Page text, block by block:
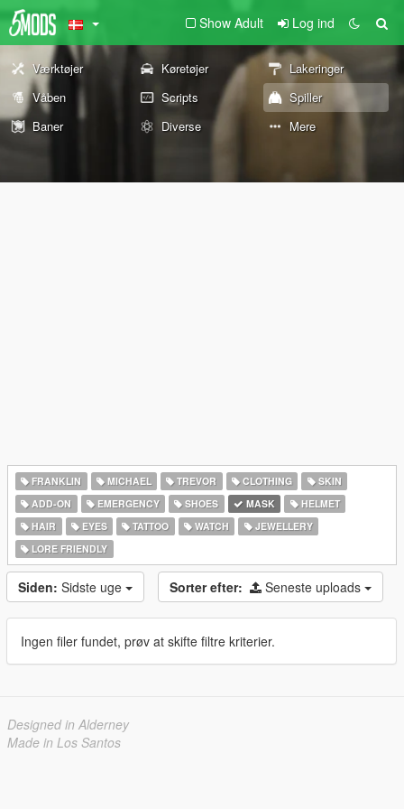
Show Adult Log ind
Værktøjer Køretøjer
Lakeringer
Våben
Scripts
Spiller
Baner
Diverse Mere
FRANKLIN MICHAEL TREVOR CLOTHING
SKIN
ADD-ON
EMERGENCY SHOES MASK
HELMET
HAIR
EYES TATTOO WATCH
JEWELLERY
LORE FRIENDLY
Siden: Sidste uge Sorter efter: Seneste uploads
Ingen filer fundet, prøv at skifte filtre kriterier.
Designed in Alderney
Made in Los Santos